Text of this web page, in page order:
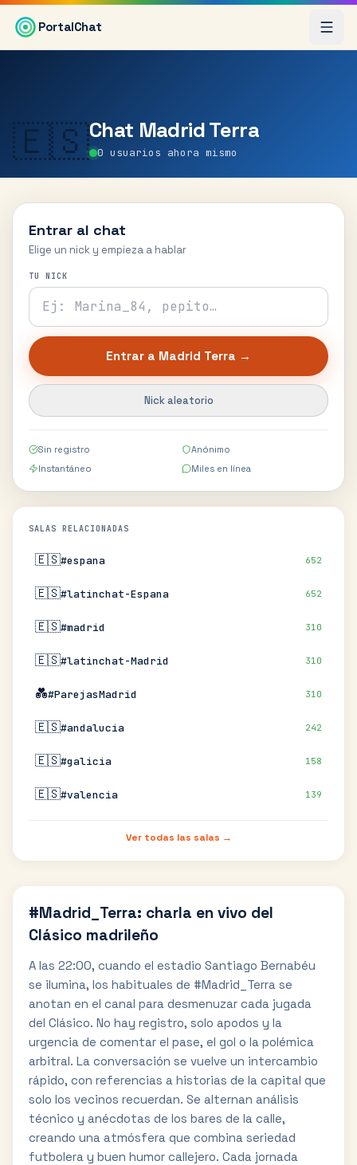
Saltar al contenido principal
PortalChat
🇪🇸Chat Madrid Terra
0 usuarios ahora mismo
Entrar al chat
Elige un nick y empieza a hablar
TU NICK
Entrar a Madrid Terra →
Nick aleatorio
Sin registro
Anónimo
Instantáneo
Miles en línea
SALAS RELACIONADAS
🇪🇸#espana 652
🇪🇸#latinchat-Espana 652
🇪🇸#madrid 310
🇪🇸#latinchat-Madrid 310
💑#ParejasMadrid 310
🇪🇸#andalucia 242
🇪🇸#galicia 158
🇪🇸#valencia 139
Ver todas las salas →
#Madrid_Terra: charla en vivo del
Clásico madrileño
A las 22:00, cuando el estadio Santiago Bernabéu
se ilumina, los habituales de #Madrid_Terra se
anotan en el canal para desmenuzar cada jugada
del Clásico. No hay registro, solo apodos y la
urgencia de comentar el pase, el gol o la polémica
arbitral. La conversación se vuelve un intercambio
rápido, con referencias a historias de la capital que
solo los vecinos recuerdan. Se alternan análisis
técnico y anécdotas de los bares de la calle,
creando una atmósfera que combina seriedad
futbolera y buen humor callejero. Cada jornada